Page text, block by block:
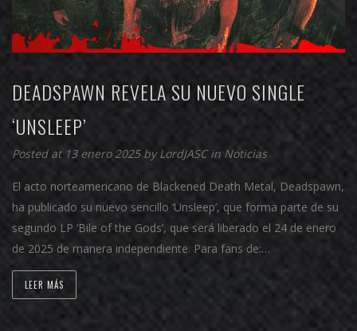
DEADSPAWN REVELA SU NUEVO SINGLE
‘UNSLEEP’
Posted at 13 enero 2025 byLordJASCin Noticias
El acto norteamericano de Blackened Death Metal, Deadspawn,
ha publicado su nuevo sencillo ‘Unsleep’, que forma parte de su
segundo LP ‘Bile of the Gods’, que será liberado el 24 de enero
de 2025 de manera independiente. Para fans de:…
LEER MÁS